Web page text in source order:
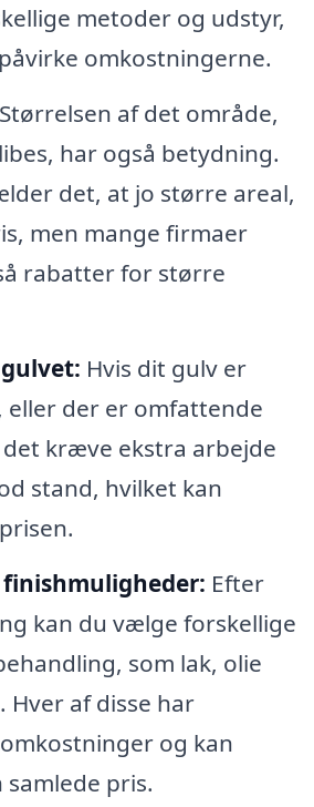
metoder og udstyr,
omkostningerne.
Størrelsen af det område,
har også betydning.
det, at jo større areal,
men mange firmaer
rabatter for større
Hvis dit gulv er
eller der er omfattende
det kræve ekstra arbejde
stand, hvilket kan
finishmuligheder: Efter
kan du vælge forskellige
som lak, olie
Hver af disse har
og kan
pris.